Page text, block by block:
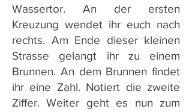
Wassertor. An der ersten
Kreuzung wendet ihr euch nach
rechts. Am Ende dieser kleinen
Strasse gelangt ihr zu einem
Brunnen. An dem Brunnen findet
ihr eine Zahl. Notiert die zweite
Ziffer. Weiter geht es nun zum